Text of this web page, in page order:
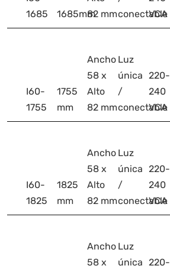
1685
1685mm82 mmconectable
VCA
I60-
1755
1755
mm
Ancho
58 x
Alto
82 mm
Luz
única
/
conectable
220-
240
VCA
I60-
1825
1825
mm
Ancho
58 x
Alto
82 mm
Luz
única
/
conectable
220-
240
VCA
Ancho
58 x
Luz
única 220-